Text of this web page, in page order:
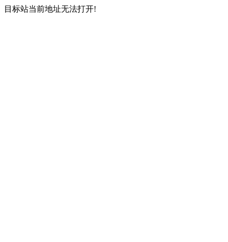
目标站当前地址无法打开!